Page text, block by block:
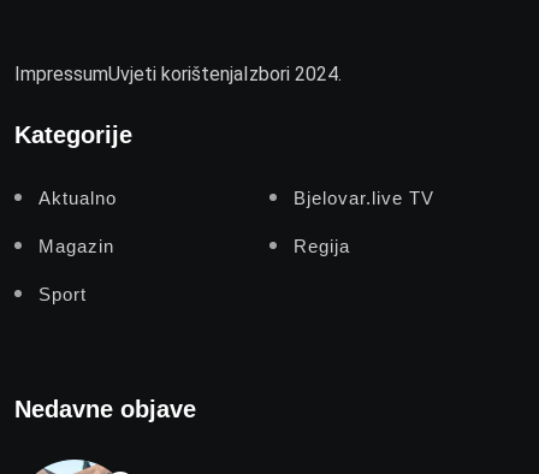
ImpressumUvjeti korištenjaIzbori 2024.
Kategorije
Aktualno Bjelovar.live TV
Magazin Regija
Sport
Nedavne objave